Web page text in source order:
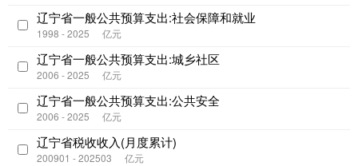
辽宁省一般公共预算支出:社会保障和就业
1998 - 2025 亿元
辽宁省一般公共预算支出:城乡社区
2006 - 2025 亿元
辽宁省一般公共预算支出:公共安全
2006 - 2025 亿元
辽宁省税收收入(月度累计)
200901 - 202503 亿元